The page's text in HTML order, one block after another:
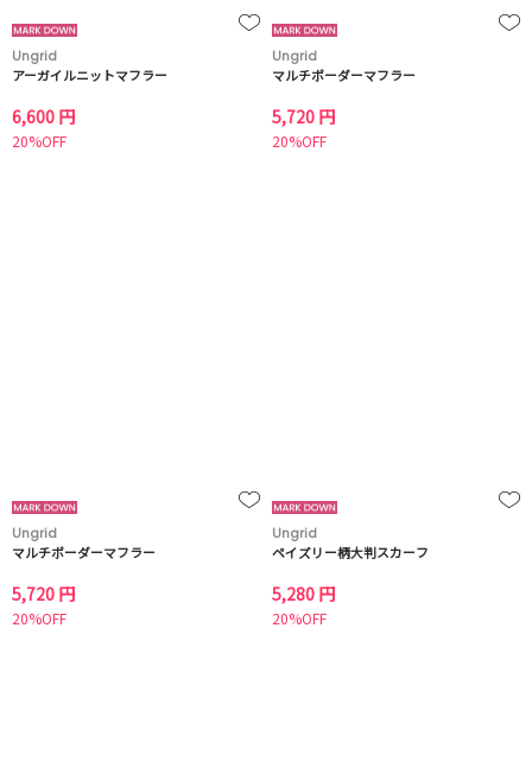
Ungrid
アーガイルニットマフラー
6,600 円
20%OFF
Ungrid
マルチボーダーマフラー
5,720 円
20%OFF
Ungrid
マルチボーダーマフラー
5,720 円
20%OFF
Ungrid
ペイズリー柄大判スカーフ
5,280 円
20%OFF